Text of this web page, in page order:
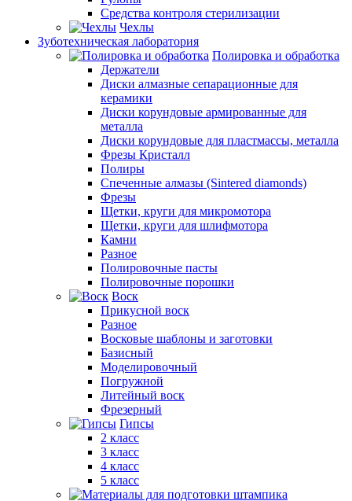
Средства контроля стерилизации
Чехлы
Зуботехническая лаборатория
Полировка и обработка
Держатели
Диски алмазные сепарационные для
керамики
Диски корундовые армированные для
металла
Диски корундовые для пластмассы, металла
Фрезы Кристалл
Полиры
Спеченные алмазы (Sintered diamonds)
Фрезы
Щетки, круги для микромотора
Щетки, круги для шлифмотора
Камни
Разное
Полировочные пасты
Полировочные порошки
Воск
Прикусной воск
Разное
Восковые шаблоны и заготовки
Базисный
Моделировочный
Погружной
Литейный воск
Фрезерный
Гипсы
2 класс
3 класс
4 класс
5 класс